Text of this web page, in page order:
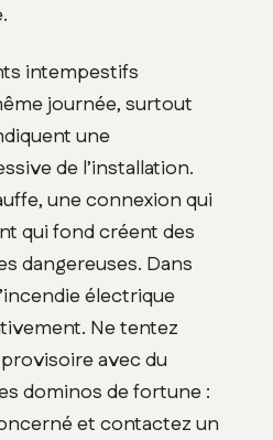
intempestifs
journée, surtout
une
de l’installation.
une connexion qui
qui fond créent des
dangereuses. Dans
électrique
Ne tentez
avec du
dominos de fortune :
et contactez un